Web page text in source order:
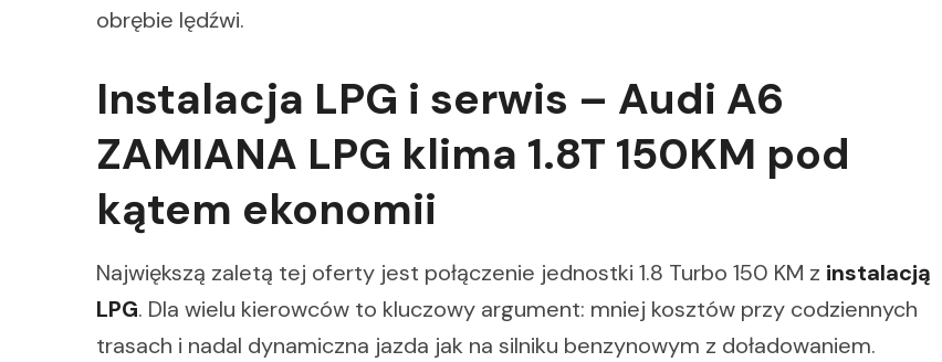
obrębie lędźwi.
Instalacja LPG i serwis – Audi A6
ZAMIANA LPG klima 1.8T 150KM pod
kątem ekonomii
Największą zaletą tej oferty jest połączenie jednostki 1.8 Turbo 150 KM z instalacją
LPG. Dla wielu kierowców to kluczowy argument: mniej kosztów przy codziennych
trasach i nadal dynamiczna jazda jak na silniku benzynowym z doładowaniem.